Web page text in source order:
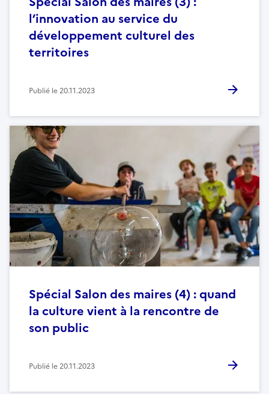
l’innovation au service du
développement culturel des
territoires
Publié le20.11.2023
Spécial Salon des maires (4) : quand
la culture vient à la rencontre de
son public
Publié le20.11.2023